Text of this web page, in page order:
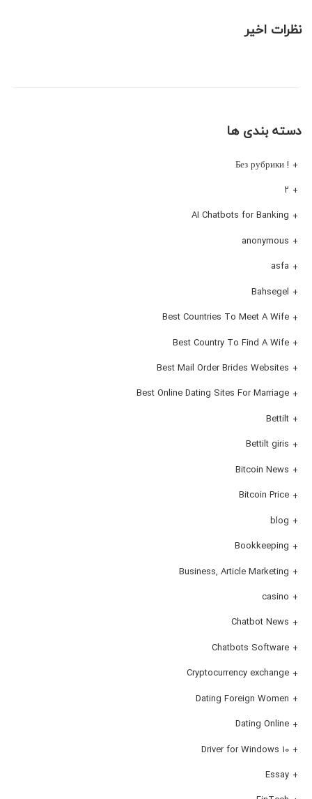
نظرات اخیر
دسته بندی ها
! Без рубрики
۲
AI Chatbots for Banking
anonymous
asfa
Bahsegel
Best Countries To Meet A Wife
Best Country To Find A Wife
Best Mail Order Brides Websites
Best Online Dating Sites For Marriage
Bettilt
Bettilt giris
Bitcoin News
Bitcoin Price
blog
Bookkeeping
Business, Article Marketing
casino
Chatbot News
Chatbots Software
Cryptocurrency exchange
Dating Foreign Women
Dating Online
Driver for Windows 10
Essay